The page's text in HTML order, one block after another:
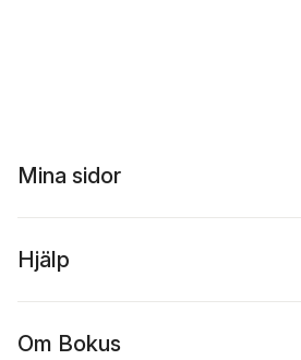
Mina sidor
Hjälp
Om Bokus